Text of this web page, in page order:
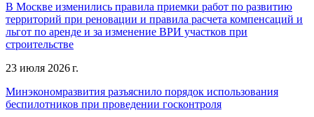
В Москве изменились правила приемки работ по развитию
территорий при реновации и правила расчета компенсаций и
льгот по аренде и за изменение ВРИ участков при
строительстве
23 июля 2026 г.
Минэкономразвития разъяснило порядок использования
беспилотников при проведении госконтроля